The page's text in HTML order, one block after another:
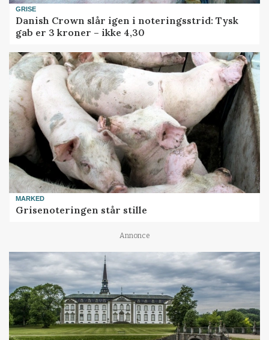
GRISE
Danish Crown slår igen i noteringsstrid: Tysk
gab er 3 kroner – ikke 4,30
MARKED
Grisenoteringen står stille
Annonce